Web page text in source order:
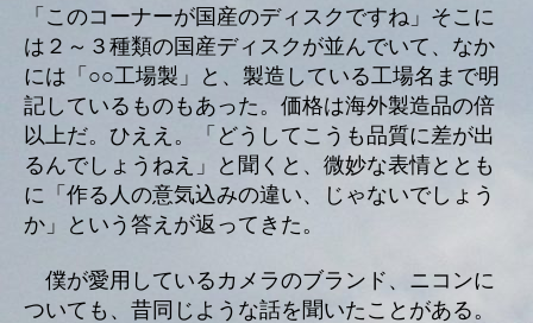
「このコーナーが国産のディスクですね」そこに
は２～３種類の国産ディスクが並んでいて、なか
には「○○工場製」と、製造している工場名まで明
記しているものもあった。価格は海外製造品の倍
以上だ。ひええ。「どうしてこうも品質に差が出
るんでしょうねえ」と聞くと、微妙な表情ととも
に「作る人の意気込みの違い、じゃないでしょう
か」という答えが返ってきた。
僕が愛用しているカメラのブランド、ニコンに
ついても、昔同じような話を聞いたことがある。